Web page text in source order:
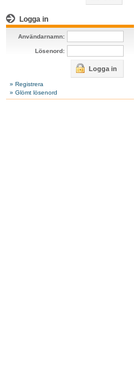
Logga in
Användarnamn:
Lösenord:
Logga in
» Registrera
» Glömt lösenord